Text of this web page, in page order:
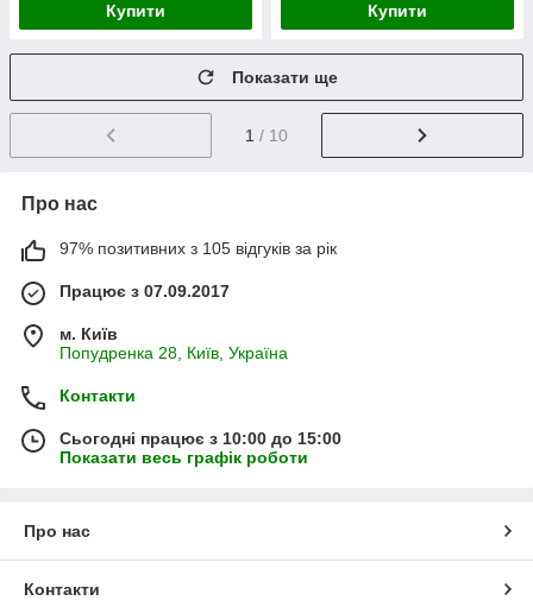
Купити Купити
Показати ще
1 / 10
Про нас
97% позитивних з 105 відгуків за рік
Працює з 07.09.2017
м. Київ
Попудренка 28, Київ, Україна
Контакти
Сьогодні працює з 10:00 до 15:00
Показати весь графік роботи
Про нас
Контакти